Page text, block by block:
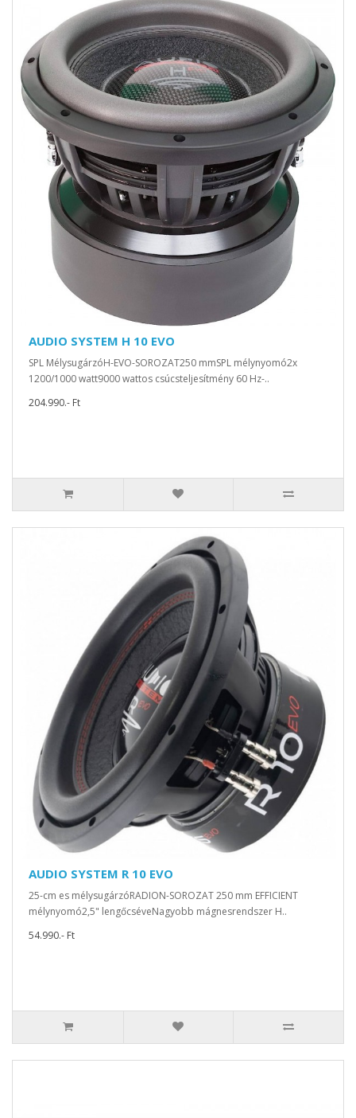
AUDIO SYSTEM H 10 EVO
SPL MélysugárzóH-EVO-SOROZAT250 mmSPL mélynyomó2x
1200/1000 watt9000 wattos csúcsteljesítmény 60 Hz-..
204.990.- Ft
AUDIO SYSTEM R 10 EVO
25-cm es mélysugárzóRADION-SOROZAT 250 mm EFFICIENT
mélynyomó2,5" lengőcséveNagyobb mágnesrendszer H..
54.990.- Ft